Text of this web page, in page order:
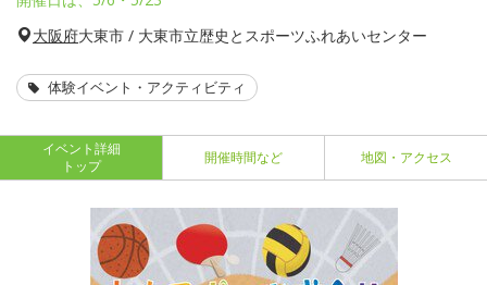
大阪府大東市 / 大東市立歴史とスポーツふれあいセンター
体験イベント・アクティビティ
イベント詳細
トップ
開催時間など 地図・アクセス